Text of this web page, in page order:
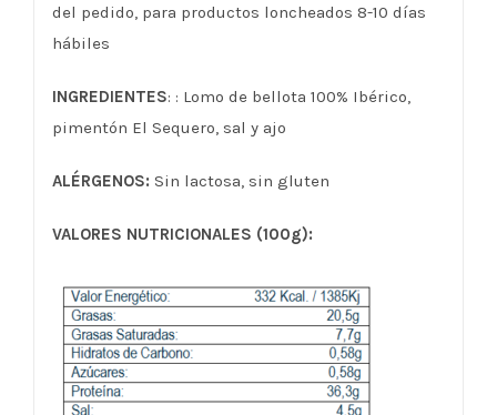
del pedido, para productos loncheados 8-10 días
hábiles
INGREDIENTES: : Lomo de bellota 100% Ibérico,
pimentón El Sequero, sal y ajo
ALÉRGENOS: Sin lactosa, sin gluten
VALORES NUTRICIONALES (100g):